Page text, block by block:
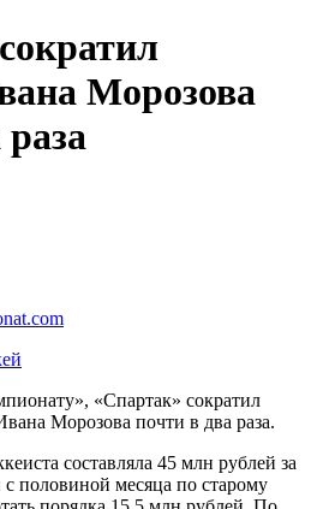
Морозова
«Спартак» сократил
Морозова почти в два раза.
составляла 45 млн рублей за
половиной месяца по старому